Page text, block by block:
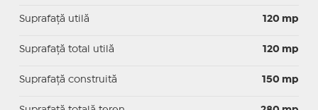
Suprafaţă utilă 120 mp
Suprafaţă total utilă 120 mp
Suprafaţă construită 150 mp